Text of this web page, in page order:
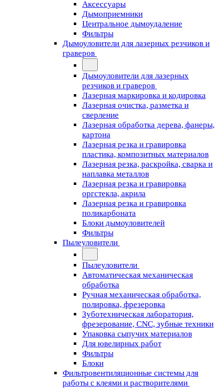
Аксессуары
Дымоприемники
Центральное дымоудаление
Фильтры
Дымоуловители для лазерных резчиков и
граверов
Дымоуловители для лазерных
резчиков и граверов
Лазерная маркировка и кодировка
Лазерная очистка, разметка и
сверление
Лазерная обработка дерева, фанеры,
картона
Лазерная резка и гравировка
пластика, композитных материалов
Лазерная резка, раскройка, сварка и
наплавка металлов
Лазерная резка и гравировка
оргстекла, акрила
Лазерная резка и гравировка
поликарбоната
Блоки дымоуловителей
Фильтры
Пылеуловители
Пылеуловители
Автоматическая механическая
обработка
Ручная механическая обработка,
полировка, фрезеровка
Зуботехническая лаборатория,
фрезерование, CNC, зубные техники
Упаковка сыпучих материалов
Для ювелирных работ
Фильтры
Блоки
Фильтровентиляционные системы для
работы с клеями и растворителями